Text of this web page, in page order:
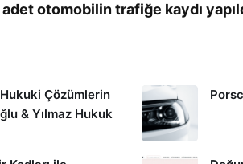
otomobilin trafiğe kaydı
Çözümlerin
& Yılmaz Hukuk